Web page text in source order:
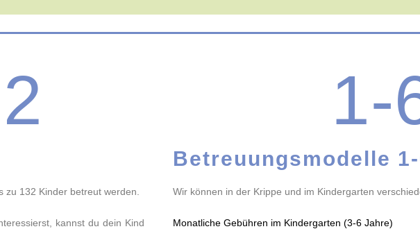
132 Kinder betreut werden.
kannst du dein Kind
1-
Betreuungsmodelle
Wir können in der Krippe und im Kindergarten
Monatliche Gebühren im Kindergarten (3-6 Jahre)